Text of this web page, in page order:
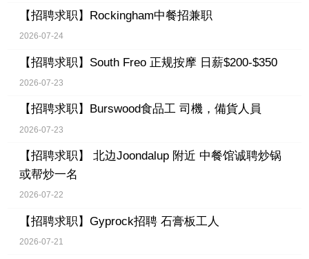
【招聘求职】 Rockingham中餐招兼职
2026-07-24
【招聘求职】 South Freo 正规按摩 日薪$200-$350
2026-07-23
【招聘求职】 Burswood食品工 司機，備貨人員
2026-07-23
【招聘求职】
北边Joondalup 附近 中餐馆诚聘炒锅
或帮炒一名
2026-07-22
【招聘求职】 Gyprock招聘 石膏板工人
2026-07-21